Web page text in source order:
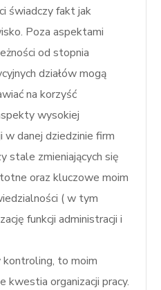
świadczy fakt jak
Poza aspektami
od stopnia
działów mogą
na korzyść
wysokiej
w danej dziedzinie firm
stale zmieniających się
oraz kluczowe moim
( w tym
funkcji administracji i
kontroling, to moim
kwestia organizacji pracy.